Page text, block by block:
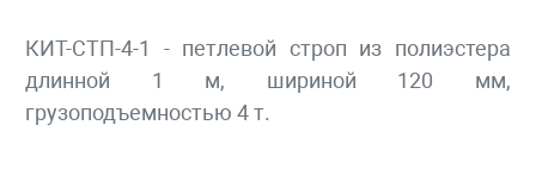
КИТ-СТП-4-1 - петлевой строп из полиэстера
длинной 1 м, шириной 120 мм,
грузоподъемностью 4 т.